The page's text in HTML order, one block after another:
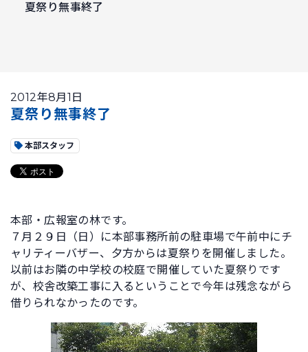
夏祭り無事終了
2012年8月1日
夏祭り無事終了
本部スタッフ
本部・広報室の林です。
７月２９日（日）に本部事務所前の駐車場で午前中にチ
ャリティーバザー、夕方からは夏祭りを開催しました。
以前はお隣の中学校の校庭で開催していた夏祭りです
が、校舎改築工事に入るということで今年は残念ながら
借りられなかったのです。